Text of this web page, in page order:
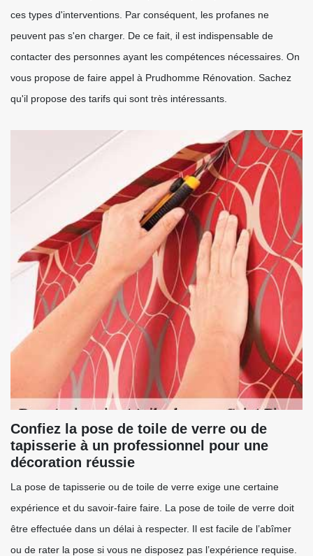
ces types d'interventions. Par conséquent, les profanes ne
peuvent pas s'en charger. De ce fait, il est indispensable de
contacter des personnes ayant les compétences nécessaires. On
vous propose de faire appel à Prudhomme Rénovation. Sachez
qu'il propose des tarifs qui sont très intéressants.
Confiez la pose de toile de verre ou de
tapisserie à un professionnel pour une
décoration réussie
La pose de tapisserie ou de toile de verre exige une certaine
expérience et du savoir-faire faire. La pose de toile de verre doit
être effectuée dans un délai à respecter. Il est facile de l’abîmer
ou de rater la pose si vous ne disposez pas l’expérience requise.